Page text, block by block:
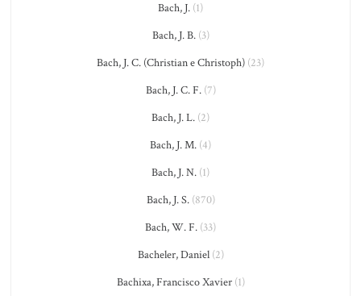
Bach, J. (1)
Bach, J. B.(3)
Bach, J. C. (Christian e Christoph) (23)
Bach, J. C. F.(7)
Bach, J. L. (2)
Bach, J. M. (4)
Bach, J. N. (1)
Bach, J. S.(870)
Bach, W. F. (33)
Bacheler, Daniel(2)
Bachixa, Francisco Xavier(1)